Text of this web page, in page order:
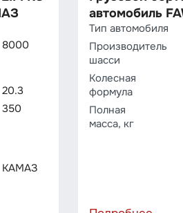
8000
20.3
350
КАМАЗ
автомобиль
Тип автомобиля
Производитель
шасси
Колесная
формула
Полная
масса, кг